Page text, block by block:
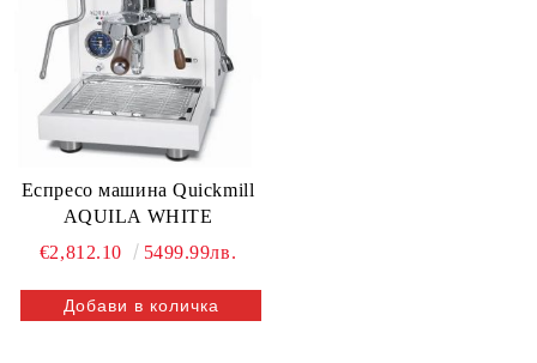
Еспресо машина Quickmill
AQUILA WHITE
€2,812.10
5499.99лв.